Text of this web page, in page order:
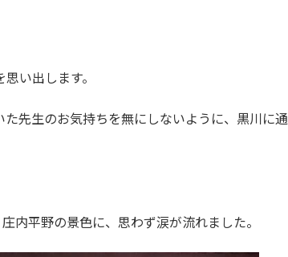
い出します。
た先生のお気持ちを無にしないように、黒川に通
内平野の景色に、思わず涙が流れました。